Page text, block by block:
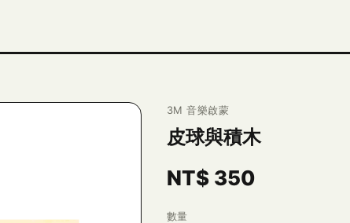
3M 音樂啟蒙
皮球與積木
NT$ 350
數量